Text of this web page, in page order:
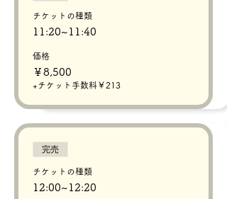
チケットの種類
11:20~11:40
価格
￥8,500
+チケット手数料￥213
完売
チケットの種類
12:00~12:20